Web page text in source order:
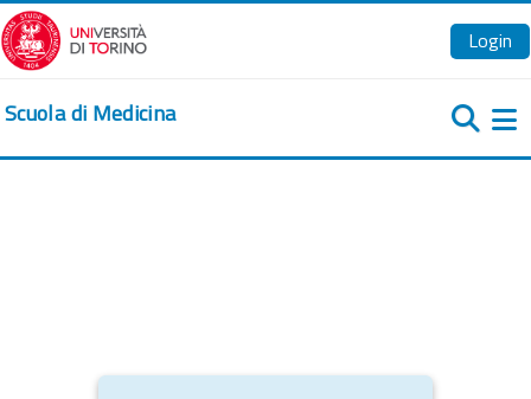
Vai al contenuto principale
Login
Scuola di Medicina